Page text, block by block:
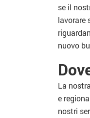
se il
lavorare
nuovo
La
e
nostri